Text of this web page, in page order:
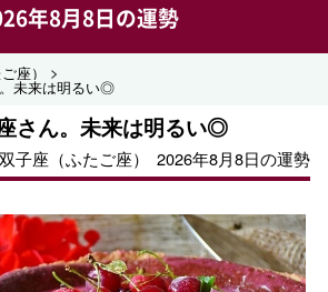
年8月8日の運勢
座） >
未来は明るい◎
さん。未来は明るい◎
双子座（ふたご座） 2026年8月8日の運勢